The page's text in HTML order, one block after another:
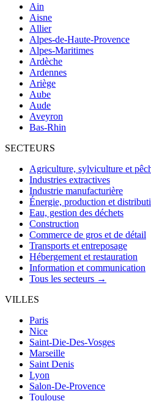
Ain
Aisne
Allier
Alpes-de-Haute-Provence
Alpes-Maritimes
Ardèche
Ardennes
Ariège
Aube
Aude
Aveyron
Bas-Rhin
SECTEURS
Agriculture, sylviculture et
Industries extractives
Industrie manufacturière
Énergie, production et
Eau, gestion des déchets
Construction
Commerce de gros et de détail
Transports et entreposage
Hébergement et restauration
Information et communication
Tous les secteurs →
VILLES
Paris
Nice
Saint-Die-Des-Vosges
Marseille
Saint Denis
Lyon
Salon-De-Provence
Toulouse